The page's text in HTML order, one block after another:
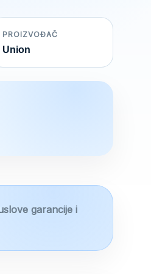
PROIZVOĐAČ
Union
garancije i